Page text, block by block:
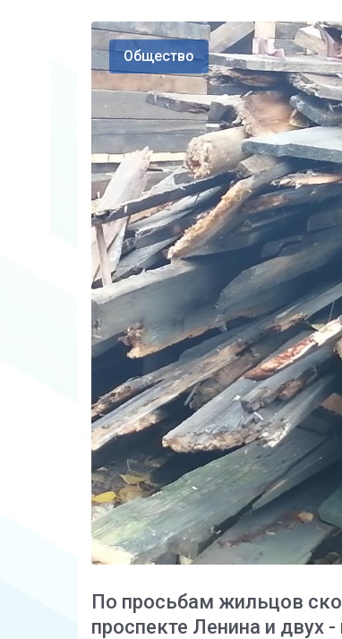
Общество
По просьбам жильцов
проспекте Ленина и двух